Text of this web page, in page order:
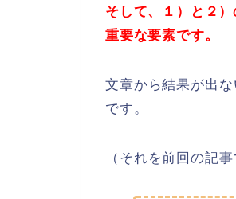
そして、１）と２
重要な要素です。
文章から結果が出
です。
（それを前回の記